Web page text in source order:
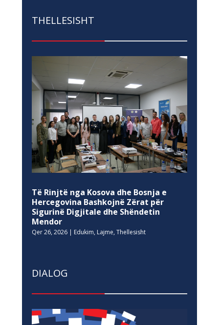
THELLESISHT
Të Rinjtë nga Kosova dhe Bosnja e
Hercegovina Bashkojnë Zërat për
Sigurinë Digjitale dhe Shëndetin
Mendor
Qer 26, 2026| Edukim, Lajme, Thellesisht
DIALOG